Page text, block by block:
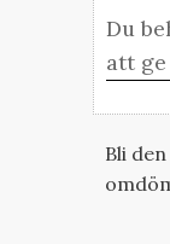
Bli